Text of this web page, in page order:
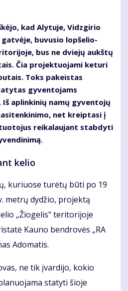
kad Alytuje, Vidzgirio
buvusio lopšelio-
bus ne dviejų aukštų
Čia projektuojami keturi
Toks pakeistas
gyventojams
Iš aplinkinių namų gyventojų
net kreiptasi į
reikalaujant stabdyti
kelio
kuriuose turėtų būti po 19
metrų dydžio, projektą
„Žiogelis“ teritorijoje
Kauno bendrovės „RA
Adomatis.
ne tik įvardijo, kokio
statyti šioje